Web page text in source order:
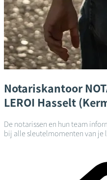
Notariskantoor
LEROI Hasselt
De notarissen en hun team
bij alle sleutelmomenten van je